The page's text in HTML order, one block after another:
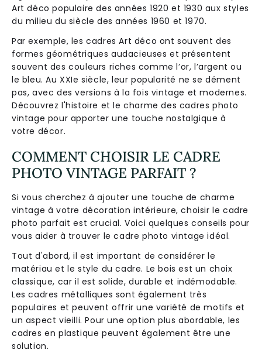
Art déco populaire des années 1920 et 1930 aux styles
du milieu du siècle des années 1960 et 1970.
Par exemple, les cadres Art déco ont souvent des
formes géométriques audacieuses et présentent
souvent des couleurs riches comme l’or, l’argent ou
le bleu. Au XXIe siècle, leur popularité ne se dément
pas, avec des versions à la fois vintage et modernes.
Découvrez l'histoire et le charme des cadres photo
vintage pour apporter une touche nostalgique à
votre décor.
COMMENT CHOISIR LE CADRE
PHOTO VINTAGE PARFAIT ?
Si vous cherchez à ajouter une touche de charme
vintage à votre décoration intérieure, choisir le cadre
photo parfait est crucial. Voici quelques conseils pour
vous aider à trouver le cadre photo vintage idéal.
Tout d'abord, il est important de considérer le
matériau et le style du cadre. Le bois est un choix
classique, car il est solide, durable et indémodable.
Les cadres métalliques sont également très
populaires et peuvent offrir une variété de motifs et
un aspect vieilli. Pour une option plus abordable, les
cadres en plastique peuvent également être une
solution.